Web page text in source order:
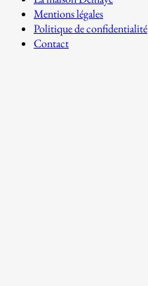
Mentions légales
Politique de confidentialité
Contact